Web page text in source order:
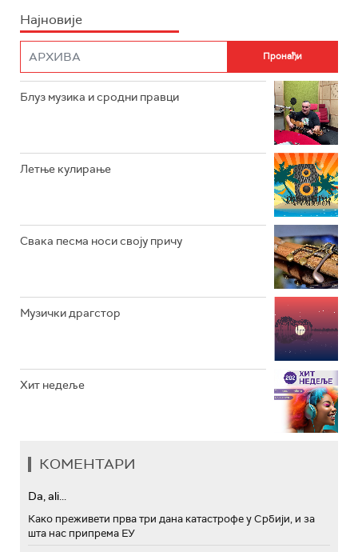
РАДИО РОКЕНРОЛЕР
РАДИО ЏЕЗЕР
Најновије
Блуз музика и сродни правци
Летње кулирање
Свака песма носи своју причу
Музички драгстор
Хит недеље
КОМЕНТАРИ
Da, ali...
Како преживети прва три дана катастрофе у Србији, и за
шта нас припрема ЕУ